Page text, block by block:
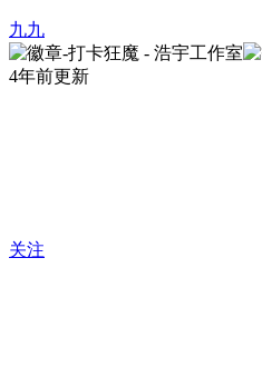
九九
4年前更新
关注